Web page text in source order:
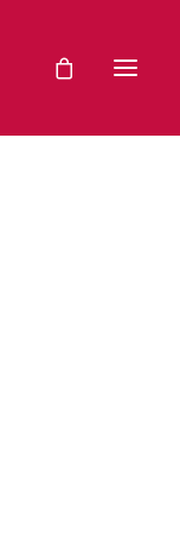
DÁTUM